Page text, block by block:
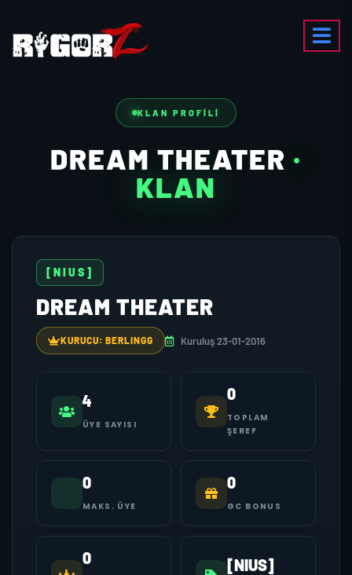
KLAN PROFILI
DREAM THEATER ·
KLAN
[NIUS]
DREAM THEATER
KURUCU: BERLINGG Kuruluş 23-01-2016
4
ÜYE SAYISI
0
TOPLAM
ŞEREF
0
MAKS. ÜYE
0
GC BONUS
0 [NIUS]